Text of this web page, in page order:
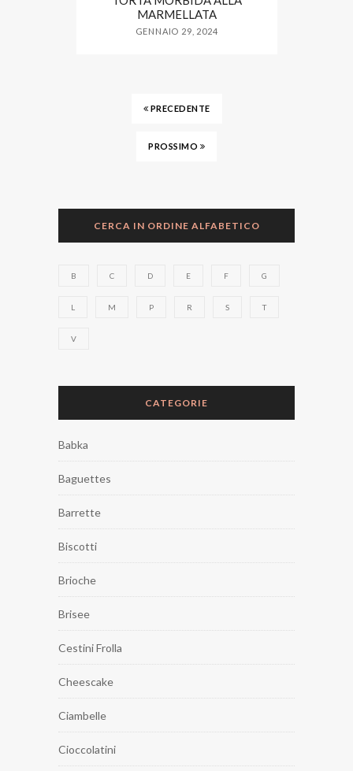
MARMELLATA
GENNAIO 29, 2024
PRECEDENTE
PROSSIMO
CERCA IN ORDINE ALFABETICO
B C D E F G
L M P R S T
V
CATEGORIE
Babka
Baguettes
Barrette
Biscotti
Brioche
Brisee
Cestini Frolla
Cheescake
Ciambelle
Cioccolatini